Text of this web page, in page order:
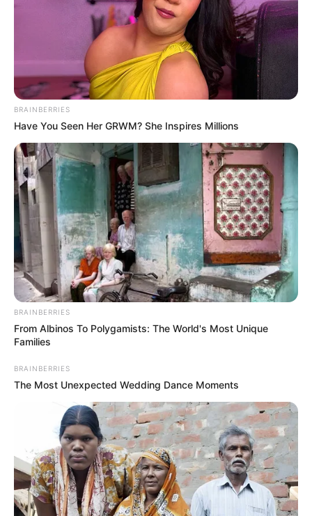
วันนี้ทุกอย่างดำเนินไปอย่างปกติ บางท่านรู้สึกสงบ
ในจิตใจ ไม่อยากวุ่นวายกับใคร ท่านที่ตำแหน่งงานสูง
มีลูกน้อง ท่านอาจต้องแบกรับภาระแทนลูกน้อง คิด
และแก้ไขปัญหาเอง การเงินยังพอหมุนไปได้ อาจได้
เงินส่วนแบ่งเข้ามา
คนวันอังคาร
ไพ่ประจำวันของท่าน คือ ไพ่เงินเก็บ
การเงินโดดเด่นในดวงชะตามาก ใครที่นำเงินไป
ลงทุนไว้มีโอกาสจะได้กลับคืนมาในวันนี้ บางท่านมี
การนำเงินไปลงทุนต่อเพื่ออนาคต งานค่อนข้างไปได้
ด้วยดี ได้รับการช่วยเหลือ ได้รับความร่วมมืออย่างดี
สุขภาพมีอาการปวดที่ข้อมือ
คนวันพุธ
ไพ่ประจำวันของท่าน คือ ไพ่ตกต่ำ
วันนี้รู้สึกไม่ค่อยสบายใจ เกิดความกังวลกับบางเรื่อง
อย่าคิดเยอะบางอย่างอาจไม่เป็นไปตามที่คิดไว้ การ
งานไม่ค่อยมีอารมณ์ในการทำงาน จู่ๆก็รู้สึกเบื่องาน
การเงินรายจ่ายรออยู่มาก บางท่านอาจต้องเร่งหา
รายได้เพิ่ม
BRAINBERRIES
Have You Seen Her GRWM? She Inspires Millions
BRAINBERRIES
From Albinos To Polygamists: The World's Most Unique
Families
BRAINBERRIES
The Most Unexpected Wedding Dance Moments